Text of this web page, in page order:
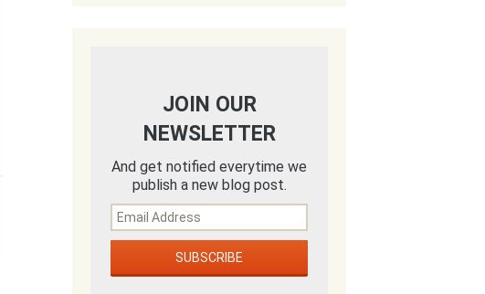
JOIN OUR
NEWSLETTER
And get notified everytime we
publish a new blog post.